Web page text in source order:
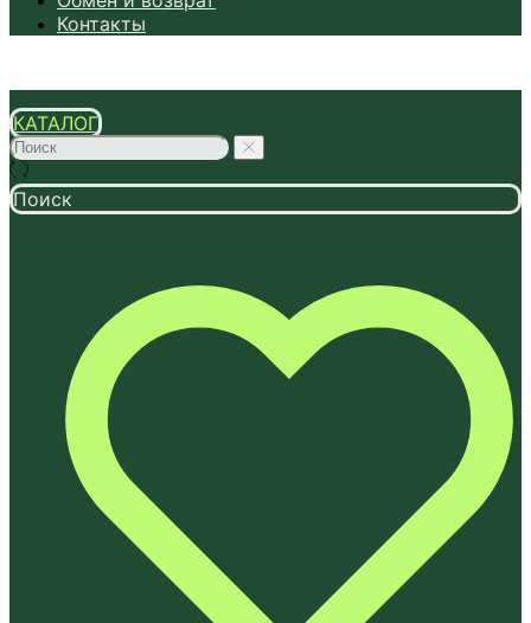
Контакты
КАТАЛОГ
Поиск